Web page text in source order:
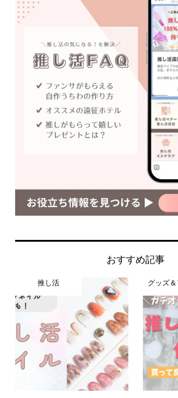
おすすめ記事
推し活 グッズ